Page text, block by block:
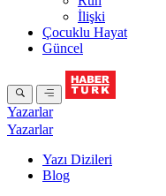
İlişki
Çocuklu Hayat
Güncel
Yazarlar
Yazarlar
Yazı Dizileri
Blog